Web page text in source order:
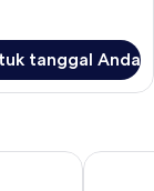
tanggal Anda